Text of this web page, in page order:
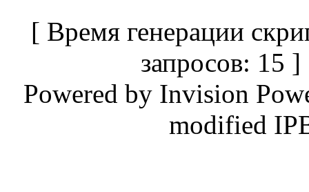
[ Время генерации
запросов:
Powered by Invision
modified